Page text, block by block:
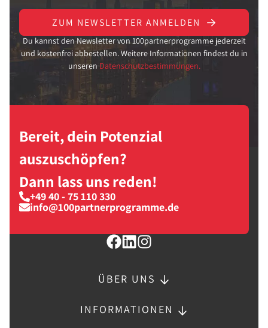
ZUM NEWSLETTER ANMELDEN
Du kannst den Newsletter von 100partnerprogramme jederzeit
und kostenfrei abbestellen. Weitere Informationen findest du in
unseren Datenschutzbestimmungen.
Bereit, dein Potenzial
auszuschöpfen?
Dann lass uns reden!
+49 40 - 75 110 330
info@100partnerprogramme.de
ÜBER UNS
INFORMATIONEN